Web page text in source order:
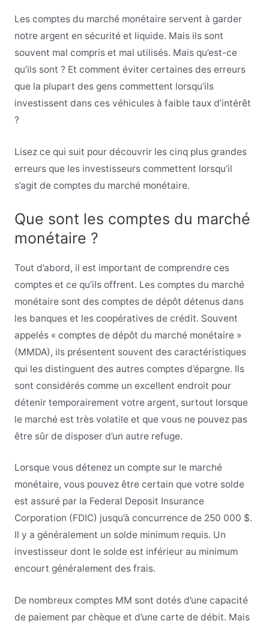
Les comptes du marché monétaire servent à garder
notre argent en sécurité et liquide. Mais ils sont
souvent mal compris et mal utilisés. Mais qu’est-ce
qu’ils sont ? Et comment éviter certaines des erreurs
que la plupart des gens commettent lorsqu’ils
investissent dans ces véhicules à faible taux d’intérêt
?
Lisez ce qui suit pour découvrir les cinq plus grandes
erreurs que les investisseurs commettent lorsqu’il
s’agit de comptes du marché monétaire.
Que sont les comptes du marché
monétaire ?
Tout d’abord, il est important de comprendre ces
comptes et ce qu’ils offrent. Les comptes du marché
monétaire sont des comptes de dépôt détenus dans
les banques et les coopératives de crédit. Souvent
appelés « comptes de dépôt du marché monétaire »
(MMDA), ils présentent souvent des caractéristiques
qui les distinguent des autres comptes d’épargne. Ils
sont considérés comme un excellent endroit pour
détenir temporairement votre argent, surtout lorsque
le marché est très volatile et que vous ne pouvez pas
être sûr de disposer d’un autre refuge.
Lorsque vous détenez un compte sur le marché
monétaire, vous pouvez être certain que votre solde
est assuré par la Federal Deposit Insurance
Corporation (FDIC) jusqu’à concurrence de 250 000 $.
Il y a généralement un solde minimum requis. Un
investisseur dont le solde est inférieur au minimum
encourt généralement des frais.
De nombreux comptes MM sont dotés d’une capacité
de paiement par chèque et d’une carte de débit. Mais